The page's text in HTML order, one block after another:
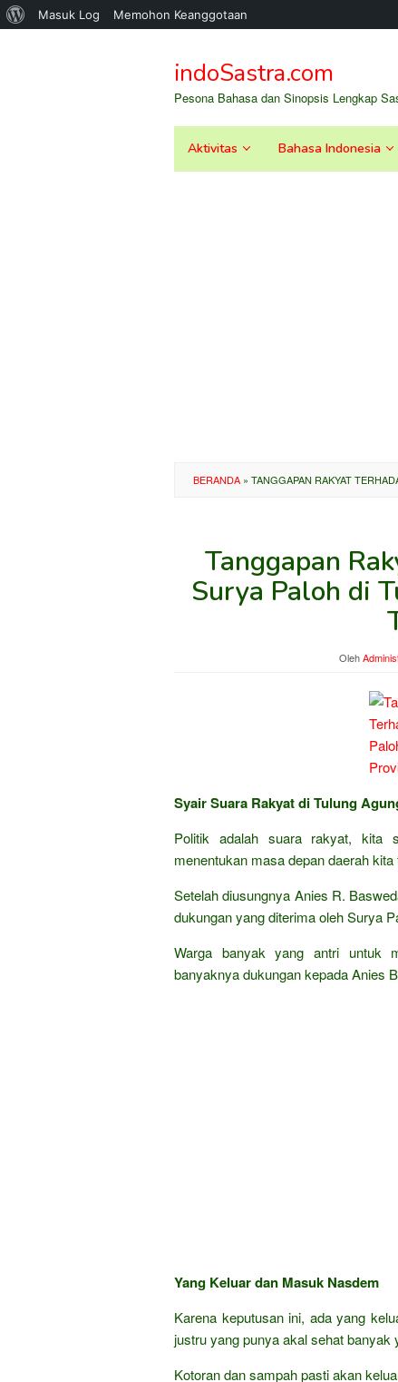
Tentang
Masuk Log Memohon Keanggotaan
kontenindoSastra.com
Pesona Bahasa dan Sinopsis Lengkap
Aktivitas Bahasa Indonesia
BERANDA » TANGGAPAN RAKYAT
Tanggapan
Surya Paloh di
Oleh
Syair Suara Rakyat di Tulung
Politik adalah suara rakyat, kita
menentukan masa depan daerah
Setelah diusungnya Anies R.
dukungan yang diterima oleh Surya
Warga banyak yang antri untuk
banyaknya dukungan kepada Anies
Yang Keluar dan Masuk Nasdem
Karena keputusan ini, ada yang
justru yang punya akal sehat
Kotoran dan sampah pasti akan